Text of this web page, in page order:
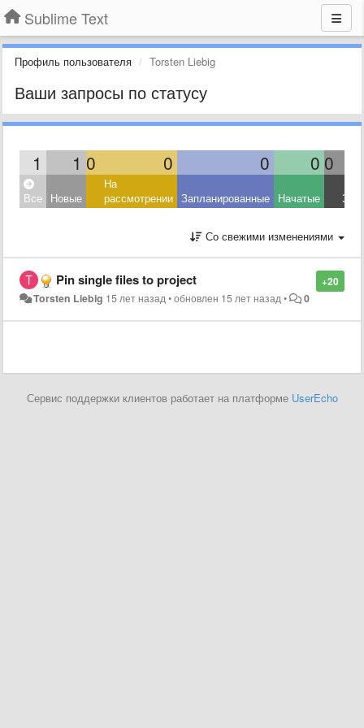
Sublime Text
Профиль пользователя Torsten Liebig
Ваши запросы по статусу
1 1 0 0 0 0 0
Все Новые
На
рассмотрении Запланированные Начатые
Со свежими изменениями
+20
Pin single files to project
Torsten Liebig 15 лет назад•обновлен 15 лет назад• 0
Сервис поддержки клиентов работает на платформе UserEcho